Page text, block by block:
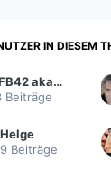
IN DIESEM
MFB42 aka M. Bartels
Beiträge
Helge
9 Beiträge